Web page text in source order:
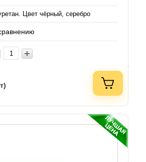
Цвет чёрный, серебро